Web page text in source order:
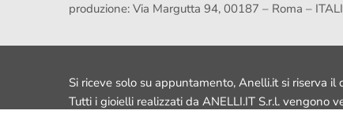
produzione: Via Margutta 94, 00187 – Roma –
Si riceve solo su appuntamento, Anelli.it si riserva il
Tutti i gioielli realizzati da ANELLI.IT S.r.l.